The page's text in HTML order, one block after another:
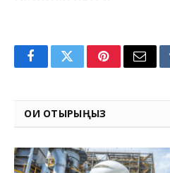
FacebookTwitterPinterestEmail
ОҚИ ОТЫРЫҢЫЗ